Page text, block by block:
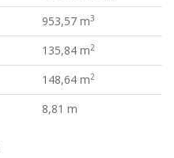
953,57 m3
135,84 m2
148,64 m2
8,81 m